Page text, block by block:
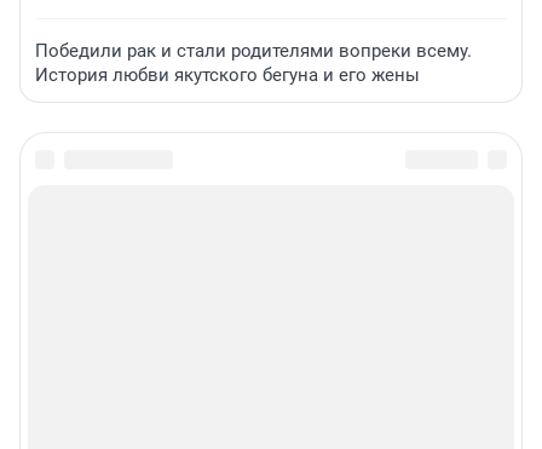
Победили рак и стали родителями вопреки всему.
История любви якутского бегуна и его жены